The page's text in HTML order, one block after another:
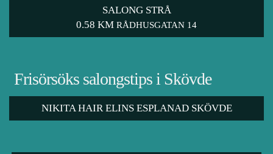
SALONG STRÅ
0.58 KM RÅDHUSGATAN 14
Frisörsöks salongstips i Skövde
NIKITA HAIR ELINS ESPLANAD SKÖVDE